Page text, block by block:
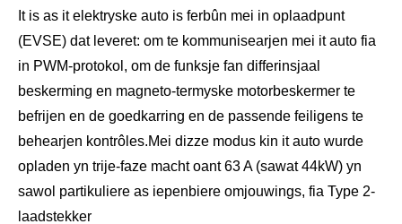
It is as it elektryske auto is ferbûn mei in oplaadpunt
(EVSE) dat leveret: om te kommunisearjen mei it auto fia
in PWM-protokol, om de funksje fan differinsjaal
beskerming en magneto-termyske motorbeskermer te
befrijen en de goedkarring en de passende feiligens te
behearjen kontrôles.Mei dizze modus kin it auto wurde
opladen yn trije-faze macht oant 63 A (sawat 44kW) yn
sawol partikuliere as iepenbiere omjouwings, fia Type 2-
laadstekker